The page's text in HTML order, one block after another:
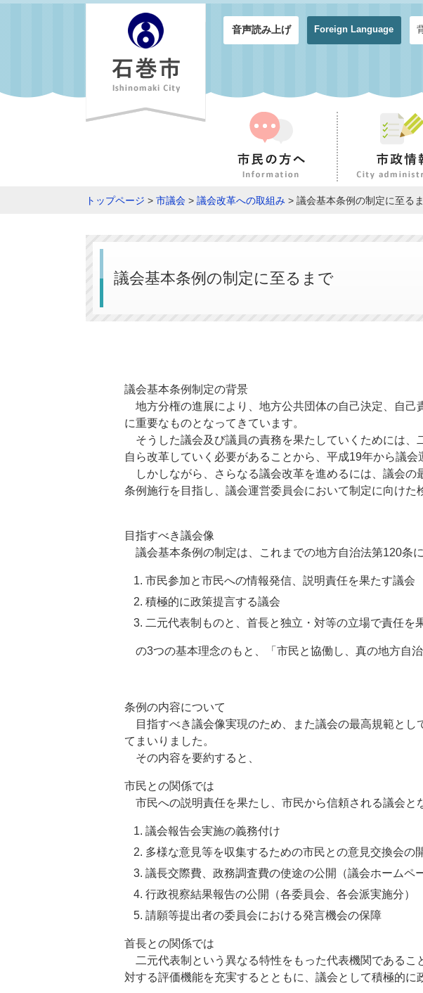
音声読み上げ Foreign Language
トップページ > 市議会 > 議会改革への取組み > 議会基本条例の制定に至る
議会基本条例の制定に至るまで
議会基本条例制定の背景
地方分権の進展により、地方公共団体の自己決定、自己
に重要なものとなってきています。
そうした議会及び議員の責務を果たしていくためには、
自ら改革していく必要があることから、平成19年から議
しかしながら、さらなる議会改革を進めるには、議会の
条例施行を目指し、議会運営委員会において制定に向けた
目指すべき議会像
議会基本条例の制定は、これまでの地方自治法第120
市民参加と市民への情報発信、説明責任を果たす議会
積極的に政策提言する議会
二元代表制ものと、首長と独立・対等の立場で責任を
の3つの基本理念のもと、「市民と協働し、真の地方自
条例の内容について
目指すべき議会像実現のため、また議会の最高規範とし
てまいりました。
その内容を要約すると、
市民との関係では
市民への説明責任を果たし、市民から信頼される議会と
議会報告会実施の義務付け
多様な意見等を収集するための市民との意見交換会の
議長交際費、政務調査費の使途の公開（議会ホームペ
行政視察結果報告の公開（各委員会、各会派実施分）
請願等提出者の委員会における発言機会の保障
首長との関係では
二元代表制という異なる特性をもった代表機関であるこ
対する評価機能を充実するとともに、議会として積極的に